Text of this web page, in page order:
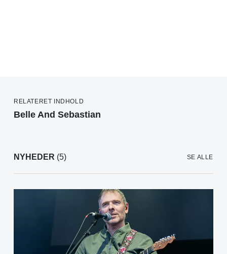
RELATERET INDHOLD
Belle And Sebastian
NYHEDER (5) SE ALLE